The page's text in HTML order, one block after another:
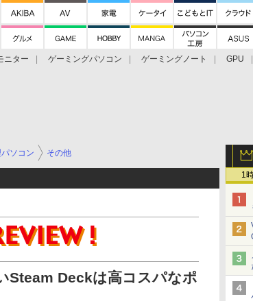
ニター ゲーミングパソコン ゲーミングノート
GPU
1
ソコン その他
Steam Deckは高コスパなポ